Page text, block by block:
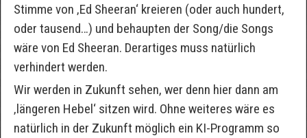
Stimme von ‚Ed Sheeran‘ kreieren (oder auch hundert,
oder tausend…) und behaupten der Song/die Songs
wäre von Ed Sheeran. Derartiges muss natürlich
verhindert werden.
Wir werden in Zukunft sehen, wer denn hier dann am
‚längeren Hebel‘ sitzen wird. Ohne weiteres wäre es
natürlich in der Zukunft möglich ein KI-Programm so